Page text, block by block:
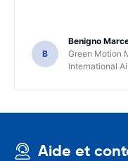
B
Benigno
Green Motion
International
Aide et